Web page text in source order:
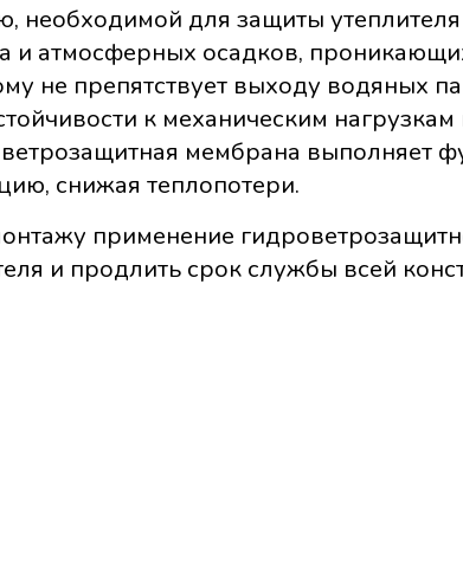
необходимой для защиты
и атмосферных осадков,
не препятствует выходу водяных
к механическим
мембрана выполняет
снижая теплопотери.
применение
и продлить срок службы всей